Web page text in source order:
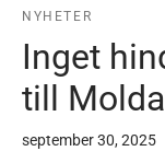
NYHETER
Inget
till
september 30, 2025